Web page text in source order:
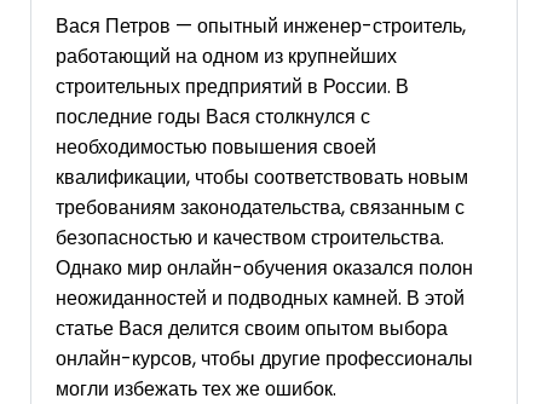
Вася Петров — опытный инженер-строитель,
работающий на одном из крупнейших
строительных предприятий в России. В
последние годы Вася столкнулся с
необходимостью повышения своей
квалификации, чтобы соответствовать новым
требованиям законодательства, связанным с
безопасностью и качеством строительства.
Однако мир онлайн-обучения оказался полон
неожиданностей и подводных камней. В этой
статье Вася делится своим опытом выбора
онлайн-курсов, чтобы другие профессионалы
могли избежать тех же ошибок.